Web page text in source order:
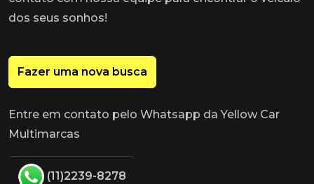
dos seus sonhos!
Fazer uma nova busca
Entre em contato pelo Whatsapp da Yellow Car
Multimarcas
(11)2239-8278